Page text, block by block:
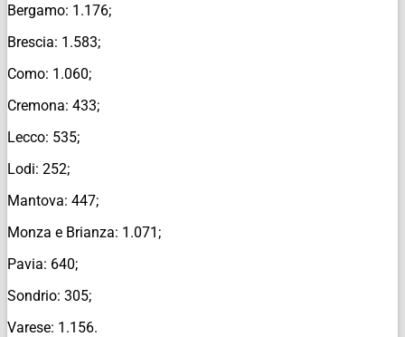
Bergamo: 1.176;
Brescia: 1.583;
Como: 1.060;
Cremona: 433;
Lecco: 535;
Lodi: 252;
Mantova: 447;
Monza e Brianza: 1.071;
Pavia: 640;
Sondrio: 305;
Varese: 1.156.